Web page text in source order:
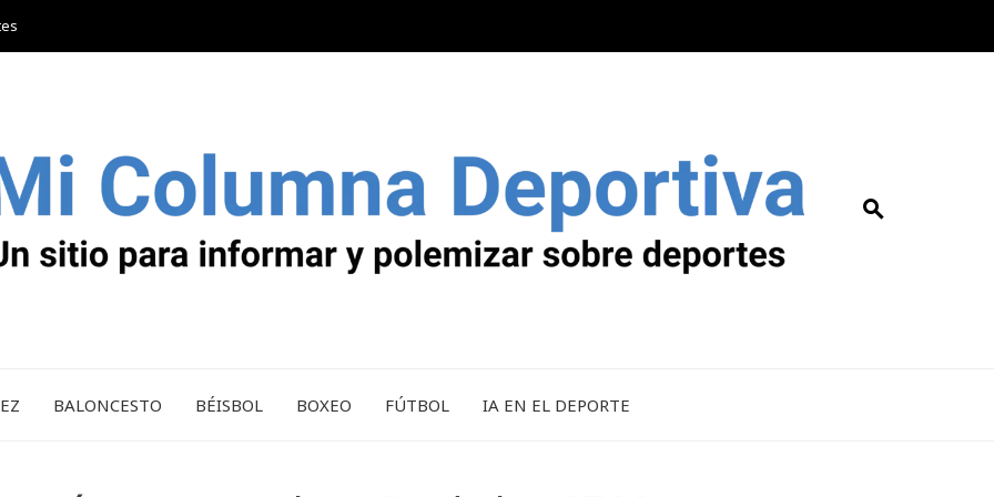
BALONCESTO BÉISBOL BOXEO FÚTBOL IA EN EL DEPORTE